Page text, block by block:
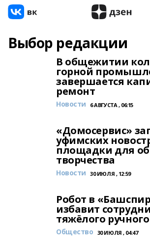
Выбор редакции
В общежитии
горной
завершается
ремонт
Новости 6 АВГУСТА , 06:15
«Домосервис»
уфимских
площадки для
творчества
Новости 30 ИЮЛЯ , 12:59
Робот в
избавит
тяжёлого
Общество 30 ИЮЛЯ , 04:47